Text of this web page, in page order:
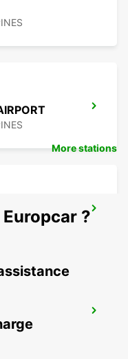
More stations
?